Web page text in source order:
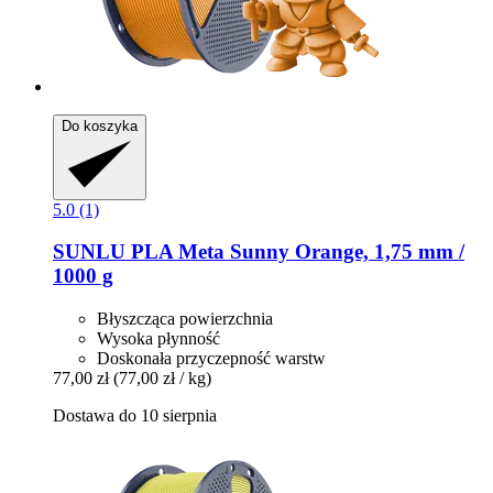
Do koszyka
5.0 (1)
SUNLU PLA Meta Sunny Orange, 1,75 mm /
1000 g
Błyszcząca powierzchnia
Wysoka płynność
Doskonała przyczepność warstw
77,00 zł (77,00 zł / kg)
Dostawa do 10 sierpnia